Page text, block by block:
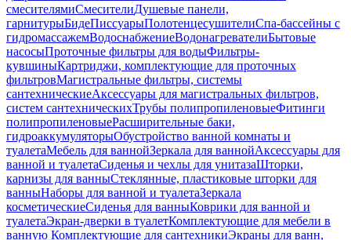
смесителямиСмесителиДушевые панели,
гарнитурыБидеПиссуарыПолотенцесушителиСпа-бассейны с
гидромассажемВодоснабжениеВодонагревателиБытовые
насосыПроточные фильтры для водыФильтры-
кувшиныКартриджи, комплектующие для проточных
фильтровМагистральные фильтры, системы
сантехническиеАксессуары для магистральных фильтров,
систем сантехническихТрубы полипропиленовыеФитинги
полипропиленовыеРасширительные баки,
гидроаккумуляторыОбустройство ванной комнаты и
туалетаМебель для ваннойЗеркала для ваннойАксессуары для
ванной и туалетаСиденья и чехлы для унитазаШторки,
карнизы для ванныСтеклянные, пластиковые шторки для
ванныНаборы для ванной и туалетаЗеркала
косметическиеСиденья для ванныКоврики для ванной и
туалетаЭкран-дверки в туалетКомплектующие для мебели в
ванную Комплектующие для сантехникиЭкраны для ванн,